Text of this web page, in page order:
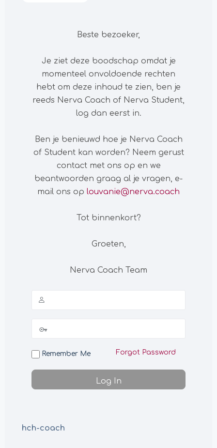
Beste bezoeker,
Je ziet deze boodschap omdat je
momenteel onvoldoende rechten
hebt om deze inhoud te zien, ben je
reeds Nerva Coach of Nerva Student,
log dan eerst in.
Ben je benieuwd hoe je Nerva Coach
of Student kan worden? Neem gerust
contact met ons op en we
beantwoorden graag al je vragen, e-
mail ons op louvanie@nerva.coach
Tot binnenkort?
Groeten,
Nerva Coach Team
Remember Me Forgot Password
hch-coach